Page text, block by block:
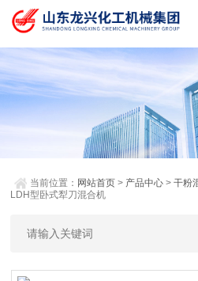
当前位置： 网站首页 > 产品中心 >干粉
LDH型卧式犁刀混合机